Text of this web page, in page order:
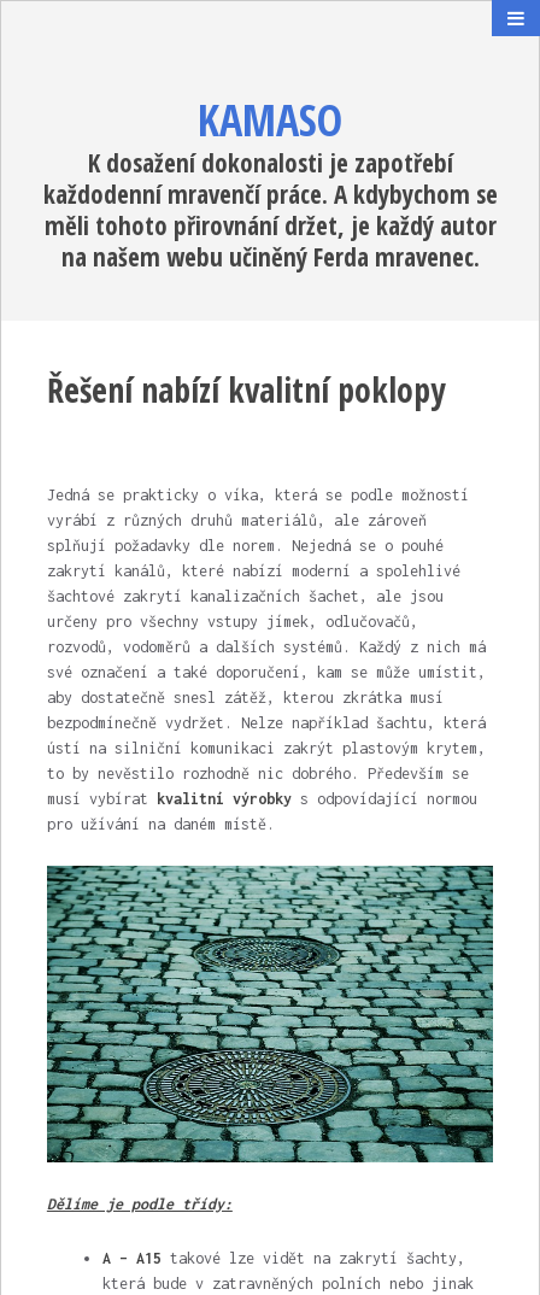
KAMASO
K dosažení dokonalosti je zapotřebí
každodenní mravenčí práce. A kdybychom se
měli tohoto přirovnání držet, je každý autor
na našem webu učiněný Ferda mravenec.
Řešení nabízí kvalitní poklopy
Jedná se prakticky o víka, která se podle možností
vyrábí z různých druhů materiálů, ale zároveň
splňují požadavky dle norem. Nejedná se o pouhé
zakrytí kanálů, které nabízí moderní a spolehlivé
šachtové zakrytí kanalizačních šachet, ale jsou
určeny pro všechny vstupy jímek, odlučovačů,
rozvodů, vodoměrů a dalších systémů. Každý z nich má
své označení a také doporučení, kam se může umístit,
aby dostatečně snesl zátěž, kterou zkrátka musí
bezpodmínečně vydržet. Nelze například šachtu, která
ústí na silniční komunikaci zakrýt plastovým krytem,
to by nevěstilo rozhodně nic dobrého. Především se
musí vybírat
kvalitní výrobkys odpovídající normou
pro užívání na daném místě.
Dělíme je podle třídy:
A – A15 takové lze vidět na zakrytí šachty,
která bude v zatravněných polních nebo jinak